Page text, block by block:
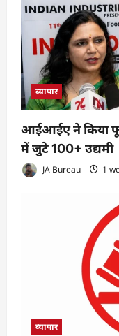
व्यापार
आईआईए ने किया
में जुटे 100+ उद्यमी
JA Bureau 1
व्यापार